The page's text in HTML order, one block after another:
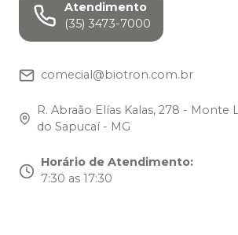
Atendimento
(35) 3473-7000
comecial@biotron.com.br
R. Abraão Elías Kalas, 278 - Monte
do Sapucaí - MG
Horário de Atendimento:
7:30 as 17:30